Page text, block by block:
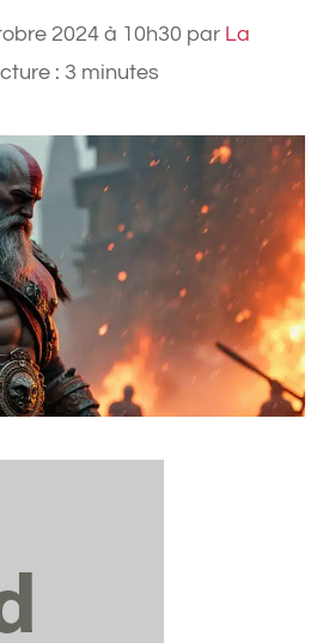
2024 à 10h30 par La
: 3 minutes